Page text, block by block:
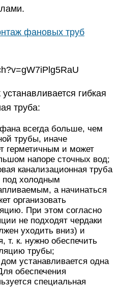
фановых труб
гибкая
труба:
всегда больше, чем
трубы, иначе
герметичным и может
напоре сточных вод;
канализационная труба
под холодным
а начинаться
организовать
При этом согласно
не подходят чердаки
уходить вниз) и
т. к. нужно обеспечить
трубы;
устанавливается одна
обеспечения
специальная